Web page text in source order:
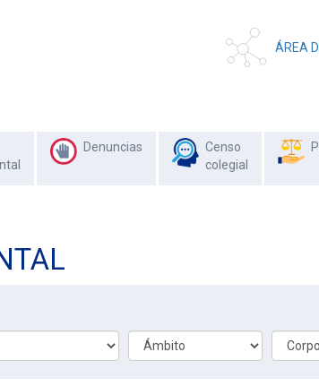
ÁREA
Denuncias
Censo
colegial